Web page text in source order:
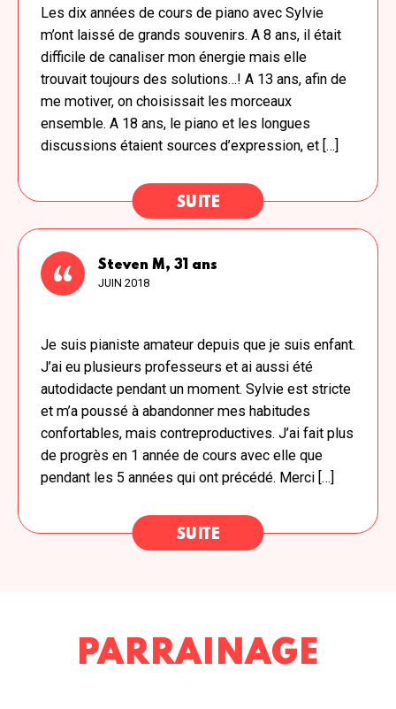
Les dix années de cours de piano avec Sylvie
m’ont laissé de grands souvenirs. A 8 ans, il était
difficile de canaliser mon énergie mais elle
trouvait toujours des solutions…! A 13 ans, afin de
me motiver, on choisissait les morceaux
ensemble. A 18 ans, le piano et les longues
discussions étaient sources d’expression, et […]
SUITE
Steven M, 31 ans
JUIN 2018
Je suis pianiste amateur depuis que je suis enfant.
J’ai eu plusieurs professeurs et ai aussi été
autodidacte pendant un moment. Sylvie est stricte
et m’a poussé à abandonner mes habitudes
confortables, mais contreproductives. J’ai fait plus
de progrès en 1 année de cours avec elle que
pendant les 5 années qui ont précédé. Merci […]
SUITE
PARRAINAGE